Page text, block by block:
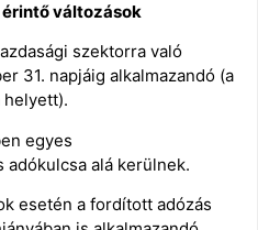
változások
szektorra való
31. napjáig alkalmazandó (a
helyett).
egyes
alá kerülnek.
esetén a fordított adózás